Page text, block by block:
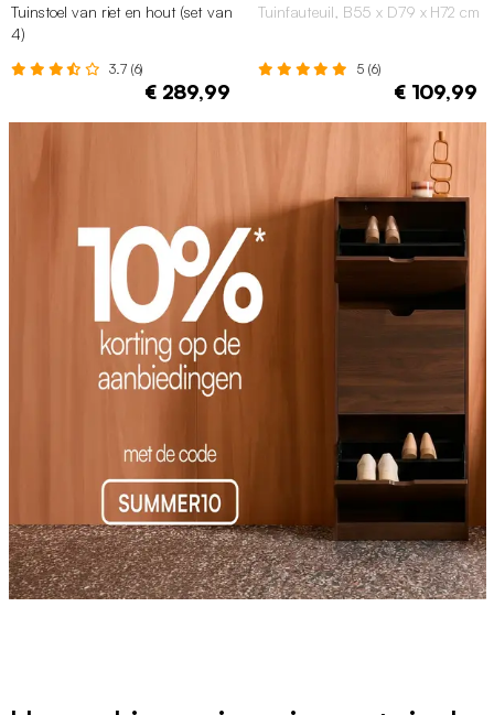
Tuinstoel van riet en hout (set van
4)
3.7 (6)
€ 289,99
Tuinfauteuil, B55 x D79 x H72 cm
5 (6)
€ 109,99